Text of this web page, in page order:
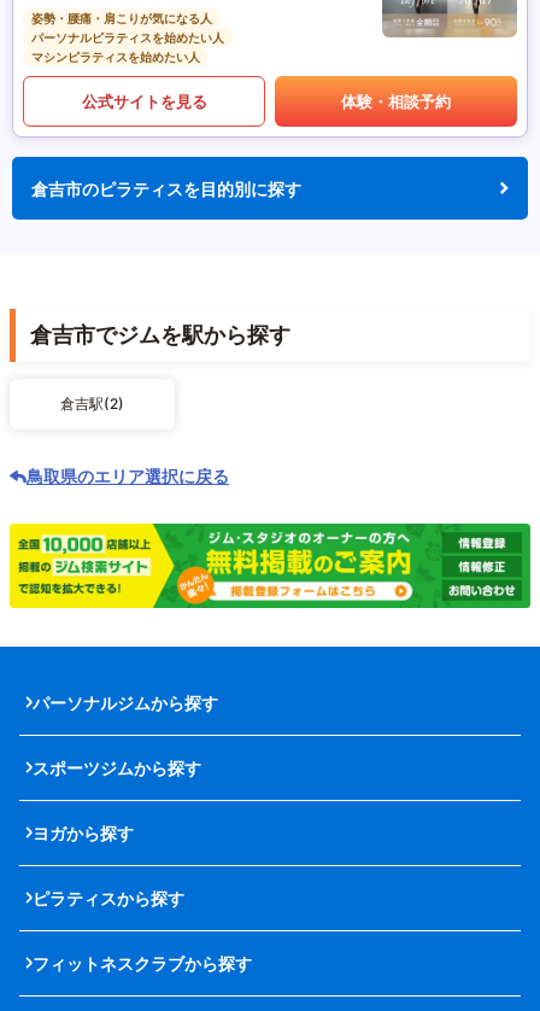
姿勢・腰痛・肩こりが気になる人
パーソナルピラティスを始めたい人
マシンピラティスを始めたい人
公式サイトを見る 体験・相談予約
倉吉市のピラティスを目的別に探す
倉吉市でジムを駅から探す
倉吉駅(2)
鳥取県のエリア選択に戻る
パーソナルジムから探す
スポーツジムから探す
ヨガから探す
ピラティスから探す
フィットネスクラブから探す